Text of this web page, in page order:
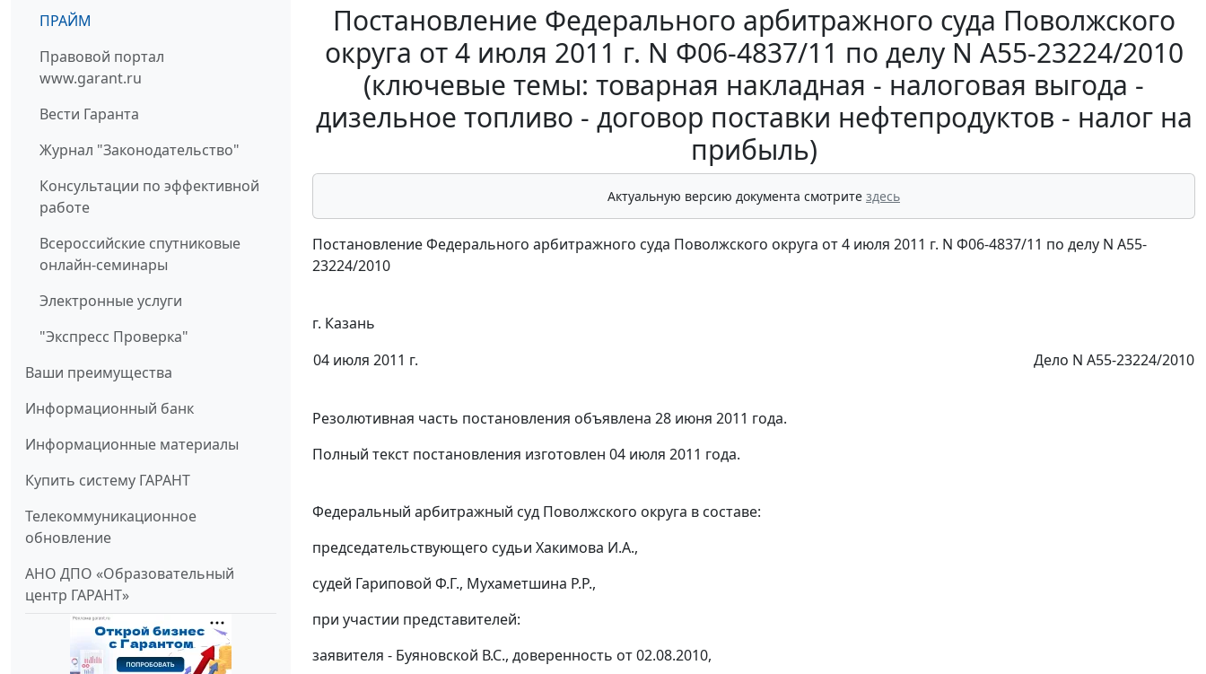
ПРАЙМ
Правовой портал
www.garant.ru
Вести Гаранта
Журнал "Законодательство"
Консультации по эффективной
работе
Всероссийские спутниковые
онлайн-семинары
Электронные услуги
"Экспресс Проверка"
Ваши преимущества
Информационный банк
Информационные материалы
Купить систему ГАРАНТ
Телекоммуникационное
обновление
АНО ДПО «Образовательный
центр ГАРАНТ»
Постановление Федерального арбитражного суда Поволжского
округа от 4 июля 2011 г. N Ф06-4837/11 по делу N А55-23224/2010
(ключевые темы: товарная накладная - налоговая выгода -
дизельное топливо - договор поставки нефтепродуктов - налог на
прибыль)
Актуальную версию документа смотрите здесь
Постановление Федерального арбитражного суда Поволжского округа от 4 июля 2011 г. N Ф06-4837/11 по делу N А55-
23224/2010
г. Казань
04 июля 2011 г.
Дело N А55-23224/2010
Резолютивная часть постановления объявлена 28 июня 2011 года.
Полный текст постановления изготовлен 04 июля 2011 года.
Федеральный арбитражный суд Поволжского округа в составе:
председательствующего судьи Хакимова И.А.,
судей Гариповой Ф.Г., Мухаметшина Р.Р.,
при участии представителей:
заявителя - Буяновской В.С., доверенность от 02.08.2010,